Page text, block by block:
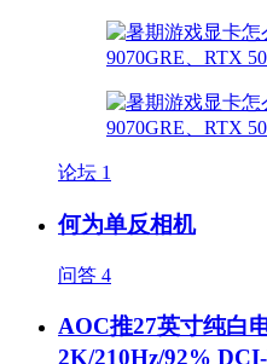
论坛 1
何为单反相机
问答 4
AOC推27英寸纯白
2K/210Hz/92%